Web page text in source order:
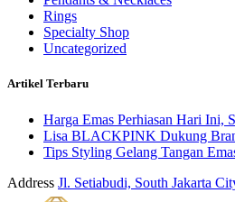
Rings
Specialty Shop
Uncategorized
Artikel Terbaru
Harga Emas Perhiasan Hari Ini,
Lisa BLACKPINK Dukung
Tips Styling Gelang Tangan
Address Jl. Setiabudi, South Jakarta